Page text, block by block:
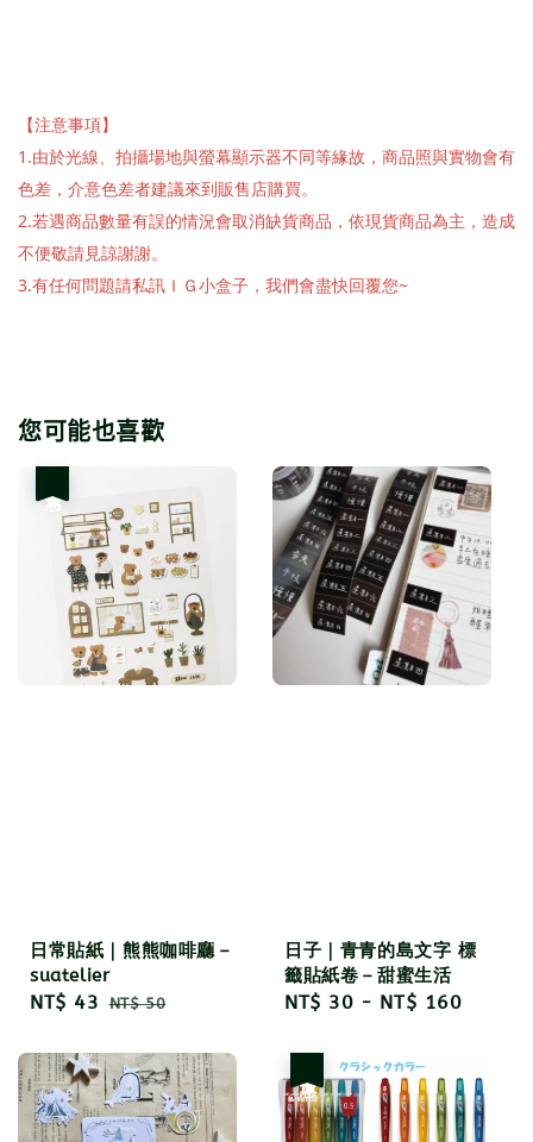
【注意事項】
1.由於光線、拍攝場地與螢幕顯示器不同等緣故，商品照與實物會有
色差，介意色差者建議來到販售店購買。
2.若遇商品數量有誤的情況會取消缺貨商品，依現貨商品為主，造成
不便敬請見諒謝謝。
3.有任何問題請私訊ＩＧ小盒子，我們會盡快回覆您~
您可能也喜歡
日常貼紙｜熊熊咖啡廳－
suatelier
Sale
NT$ 43 Regular
NT$ 50
日子｜青青的島文字 標
籤貼紙卷－甜蜜生活
Regular
NT$ 30 - NT$ 160